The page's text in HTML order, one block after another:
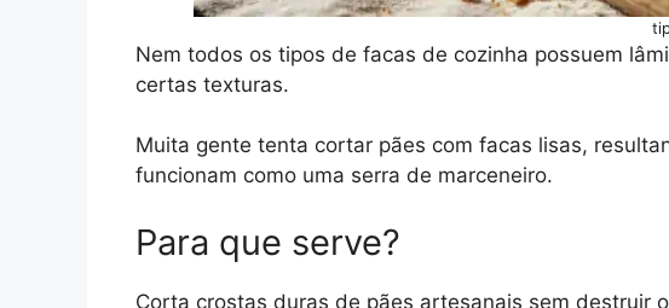
Nem todos os tipos de facas de cozinha possuem
certas texturas.
Muita gente tenta cortar pães com facas lisas,
funcionam como uma serra de marceneiro.
Para que serve?
Corta crostas duras de pães artesanais sem destruir